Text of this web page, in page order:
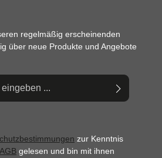
regelmäßig erscheinenden
über neue Produkte und Angebote
zur Kenntnis
AGB gelesen und bin mit ihnen